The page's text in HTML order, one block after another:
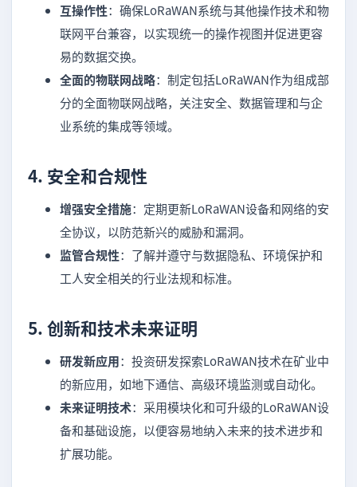
互操作性：确保LoRaWAN系统与其他操作技术和物
联网平台兼容，以实现统一的操作视图并促进更容
易的数据交换。
全面的物联网战略：制定包括LoRaWAN作为组成部
分的全面物联网战略，关注安全、数据管理和与企
业系统的集成等领域。
4. 安全和合规性
增强安全措施：定期更新LoRaWAN设备和网络的安
全协议，以防范新兴的威胁和漏洞。
监管合规性：了解并遵守与数据隐私、环境保护和
工人安全相关的行业法规和标准。
5. 创新和技术未来证明
研发新应用：投资研发探索LoRaWAN技术在矿业中
的新应用，如地下通信、高级环境监测或自动化。
未来证明技术：采用模块化和可升级的LoRaWAN设
备和基础设施，以便容易地纳入未来的技术进步和
扩展功能。